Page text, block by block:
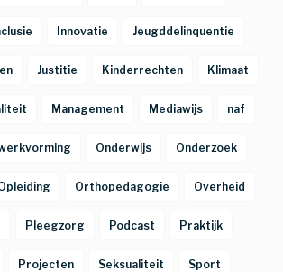
Innovatie Jeugddelinquentie
Justitie Kinderrechten Klimaat
Management Mediawijs naf
Onderwijs Onderzoek
Orthopedagogie Overheid
Pleegzorg Podcast Praktijk
Projecten Seksualiteit Sport